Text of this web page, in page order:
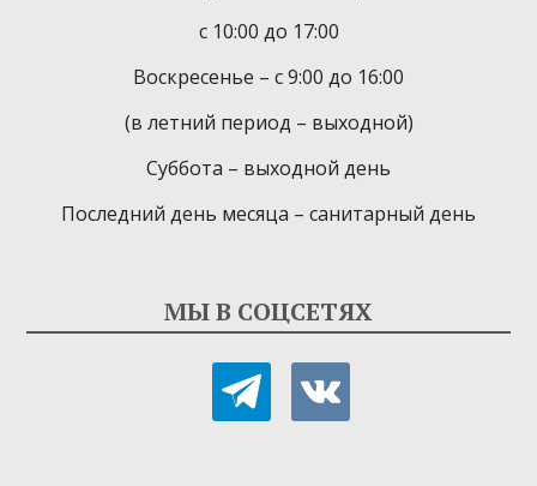
с 10:00 до 17:00
Воскресенье – с 9:00 до 16:00
(в летний период – выходной)
Суббота – выходной день
Последний день месяца – санитарный день
МЫ В СОЦСЕТЯХ
telegramvkontakte